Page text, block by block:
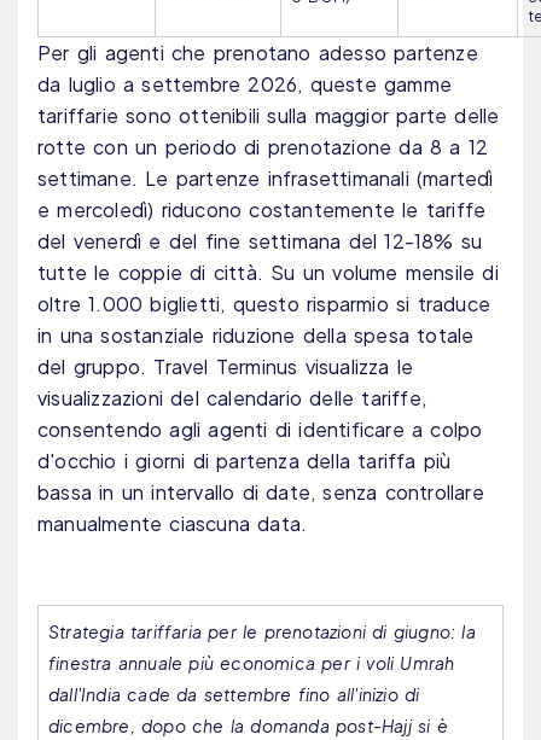
Per gli agenti che prenotano adesso partenze
da luglio a settembre 2026, queste gamme
tariffarie sono ottenibili sulla maggior parte delle
rotte con un periodo di prenotazione da 8 a 12
settimane. Le partenze infrasettimanali (martedì
e mercoledì) riducono costantemente le tariffe
del venerdì e del fine settimana del 12-18% su
tutte le coppie di città. Su un volume mensile di
oltre 1.000 biglietti, questo risparmio si traduce
in una sostanziale riduzione della spesa totale
del gruppo. Travel Terminus visualizza le
visualizzazioni del calendario delle tariffe,
consentendo agli agenti di identificare a colpo
d'occhio i giorni di partenza della tariffa più
bassa in un intervallo di date, senza controllare
manualmente ciascuna data.
Strategia tariffaria per le prenotazioni di giugno: la
finestra annuale più economica per i voli Umrah
dall'India cade da settembre fino all'inizio di
dicembre, dopo che la domanda post-Hajj si è